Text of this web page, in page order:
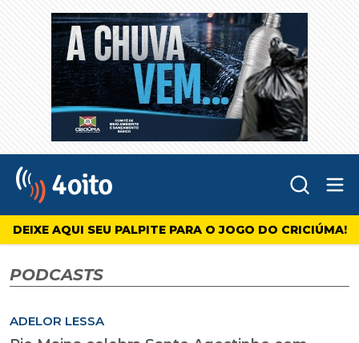
4oito
DEIXE AQUI SEU PALPITE PARA O JOGO DO CRICIÚMA!
PODCASTS
ADELOR LESSA